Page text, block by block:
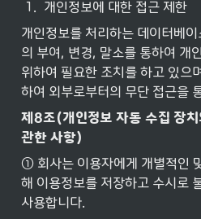
1
개인정보에 대한 접근 제한
개인정보를 처리하는 데이터베
의 부여, 변경, 말소를 통하여 개
위하여 필요한 조치를 하고 있으
하여 외부로부터의 무단 접근을
제8조(개인정보 자동 수집 장치
관한 사항)
① 회사는 이용자에게 개별적인
해 이용정보를 저장하고 수시로
사용합니다.